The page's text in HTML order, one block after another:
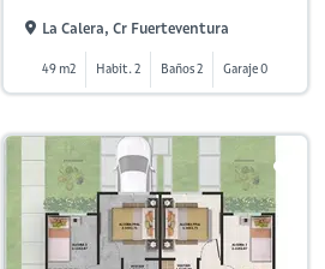
La Calera, Cr Fuerteventura
49 m2 Habit. 2 Baños 2 Garaje 0